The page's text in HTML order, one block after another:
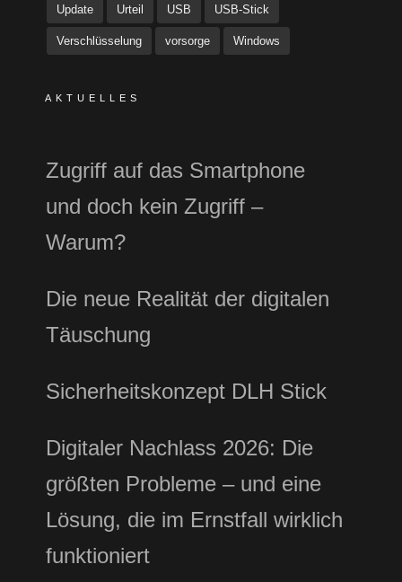
Update Urteil USB USB-Stick
Verschlüsselung vorsorge Windows
AKTUELLES
Zugriff auf das Smartphone
und doch kein Zugriff –
Warum?
Die neue Realität der digitalen
Täuschung
Sicherheitskonzept DLH Stick
Digitaler Nachlass 2026: Die
größten Probleme – und eine
Lösung, die im Ernstfall wirklich
funktioniert